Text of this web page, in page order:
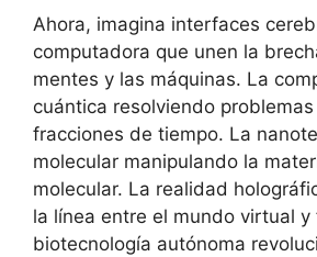
Ahora, imagina interfaces
computadora que unen la
mentes y las máquinas. La
cuántica resolviendo
fracciones de tiempo. La
molecular manipulando la
molecular. La realidad
la línea entre el mundo virtual y
biotecnología autónoma